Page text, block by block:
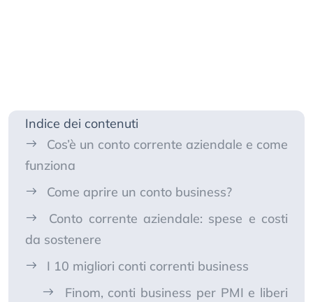
Indice dei contenuti
Cos’è un conto corrente aziendale e come
funziona
Come aprire un conto business?
Conto corrente aziendale: spese e costi
da sostenere
I 10 migliori conti correnti business
Finom, conti business per PMI e liberi